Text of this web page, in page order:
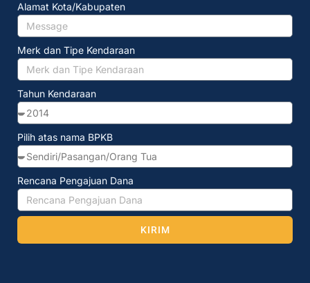
Alamat Kota/Kabupaten
Merk dan Tipe Kendaraan
Tahun Kendaraan
Pilih atas nama BPKB
Rencana Pengajuan Dana
KIRIM